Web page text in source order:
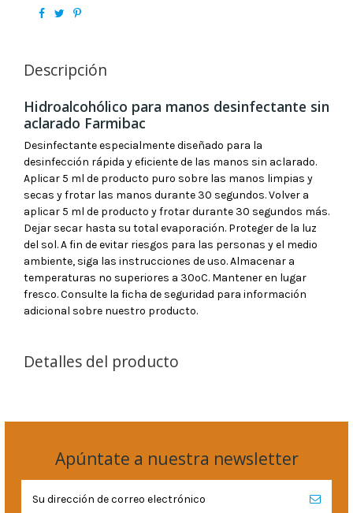
Descripción
Hidroalcohólico para manos desinfectante sin
aclarado Farmibac
Desinfectante especialmente diseñado para la
desinfección rápida y eficiente de las manos sin aclarado.
Aplicar 5 ml de producto puro sobre las manos limpias y
secas y frotar las manos durante 30 segundos. Volver a
aplicar 5 ml de producto y frotar durante 30 segundos más.
Dejar secar hasta su total evaporación. Proteger de la luz
del sol. A fin de evitar riesgos para las personas y el medio
ambiente, siga las instrucciones de uso. Almacenar a
temperaturas no superiores a 30ºC. Mantener en lugar
fresco. Consulte la ficha de seguridad para información
adicional sobre nuestro producto.
Detalles del producto
Apúntate a nuestra newsletter